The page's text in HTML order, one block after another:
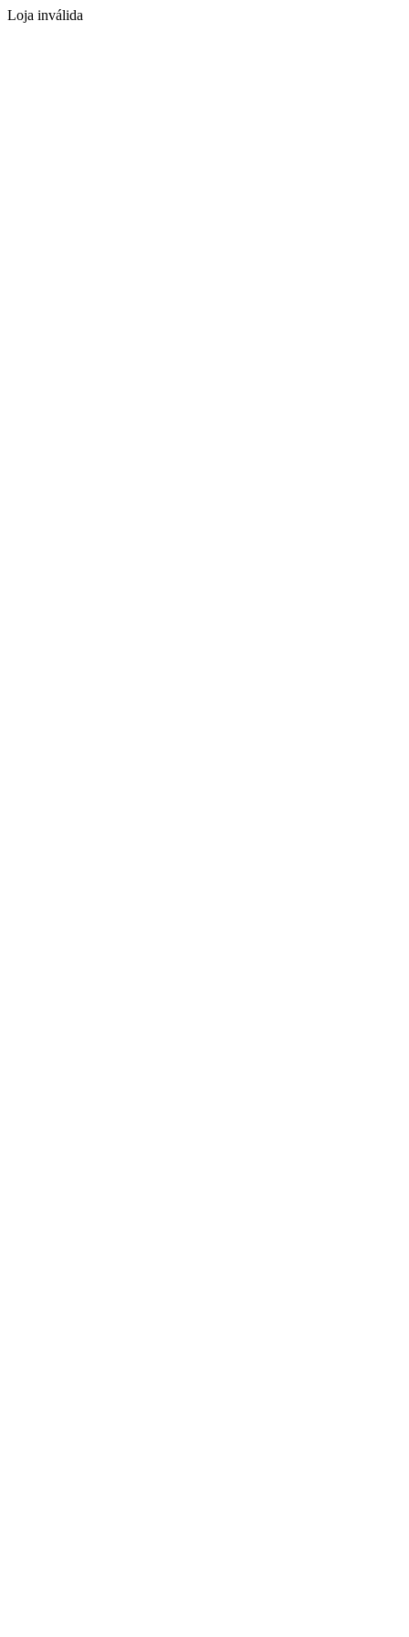
Loja inválida